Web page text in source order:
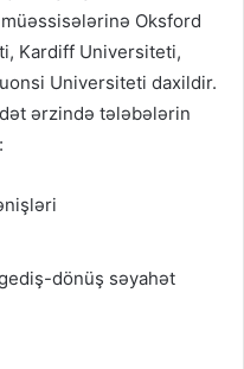
Oksford
Kardiff Universiteti,
Universiteti daxildir.
ərzində tələbələrin
dönüş səyahət